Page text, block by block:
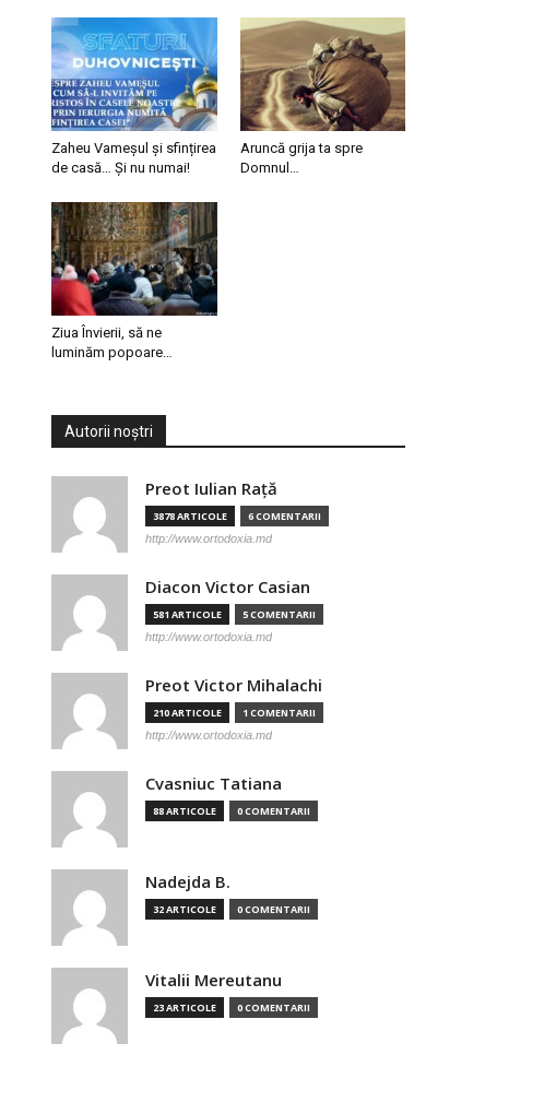
Zaheu Vameșul și sfințirea
de casă… Și nu numai!
Aruncă grija ta spre
Domnul…
Ziua Învierii, să ne
luminăm popoare…
Autorii noștri
Preot Iulian Raţă
3878 ARTICOLE 6 COMENTARII
http://www.ortodoxia.md
Diacon Victor Casian
581 ARTICOLE 5 COMENTARII
http://www.ortodoxia.md
Preot Victor Mihalachi
210 ARTICOLE 1 COMENTARII
http://www.ortodoxia.md
Cvasniuc Tatiana
88 ARTICOLE 0 COMENTARII
Nadejda B.
32 ARTICOLE 0 COMENTARII
Vitalii Mereutanu
23 ARTICOLE 0 COMENTARII